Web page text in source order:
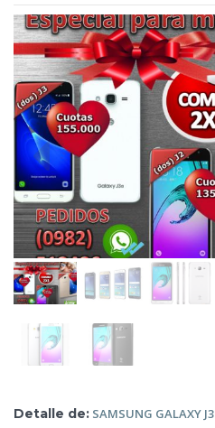
Detalle de: SAMSUNG GALAXY J3